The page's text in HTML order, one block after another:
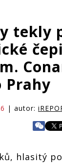
tekly
| autor:
hlasitý